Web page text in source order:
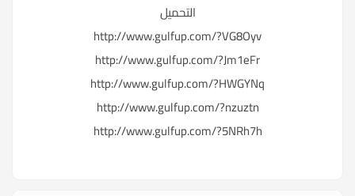
التحميل
http://www.gulfup.com/?VG8Oyv
http://www.gulfup.com/?Jm1eFr
http://www.gulfup.com/?HWGYNq
http://www.gulfup.com/?nzuztn
http://www.gulfup.com/?5NRh7h